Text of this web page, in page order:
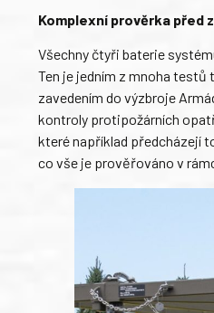
Komplexní prověrka před
Všechny čtyři baterie
Ten je jedním z mnoha
zavedením do výzbroje
kontroly protipožárních
které například předcházejí
co vše je prověřováno v